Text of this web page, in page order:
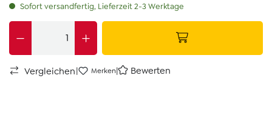
Sofort versandfertig, Lieferzeit 2-3 Werktage
Vergleichen| Merken| Bewerten